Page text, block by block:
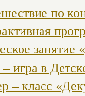
по
занятие
игра в
– класс